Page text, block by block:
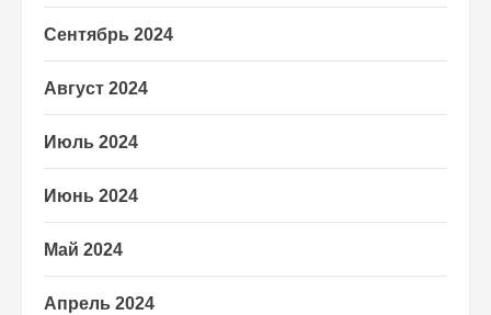
Сентябрь 2024
Август 2024
Июль 2024
Июнь 2024
Май 2024
Апрель 2024